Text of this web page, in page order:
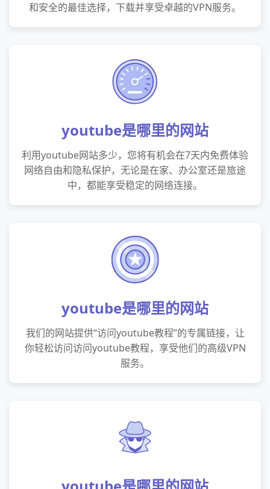
和安全的最佳选择，下载并享受卓越的VPN服务。
youtube是哪里的网站
利用youtube网站多少，您将有机会在7天内免费体验
网络自由和隐私保护，无论是在家、办公室还是旅途
中，都能享受稳定的网络连接。
youtube是哪里的网站
我们的网站提供“访问youtube教程”的专属链接，让
你轻松访问访问youtube教程，享受他们的高级VPN
服务。